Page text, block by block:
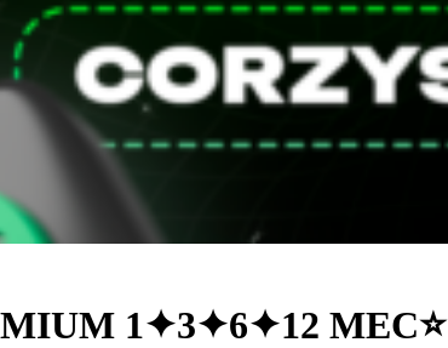
1✦3✦6✦12 МЕС⭐